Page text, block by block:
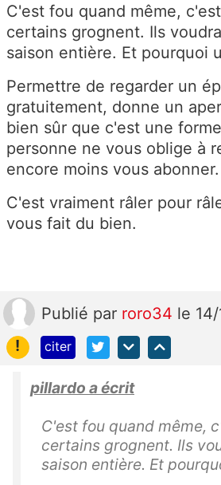
C'est fou quand même,
certains grognent. Ils
saison entière. Et pourquoi
Permettre de regarder un
gratuitement, donne un
bien sûr que c'est une
personne ne vous oblige à
encore moins vous abonner.
C'est vraiment râler pour
vous fait du bien.
Publié par roro34 le
!
citer
pillardo a écrit
C'est fou quand même,
certains grognent. Ils
saison entière. Et